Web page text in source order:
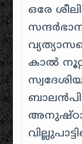
ഒരേ
കാൽ